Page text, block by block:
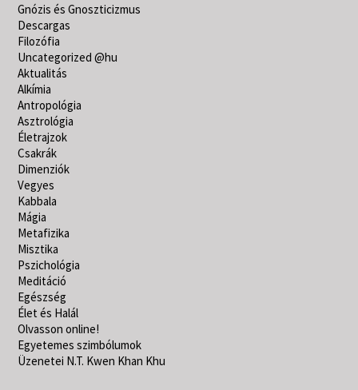
Gnózis és Gnoszticizmus
Descargas
Filozófia
Uncategorized @hu
Aktualitás
Alkímia
Antropológia
Asztrológia
Életrajzok
Csakrák
Dimenziók
Vegyes
Kabbala
Mágia
Metafizika
Misztika
Pszichológia
Meditáció
Egészség
Élet és Halál
Olvasson online!
Egyetemes szimbólumok
Üzenetei N.T. Kwen Khan Khu